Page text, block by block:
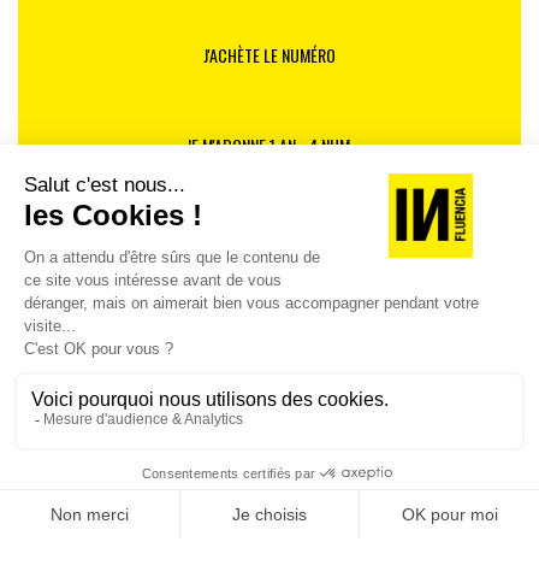
J'ACHÈTE LE NUMÉRO
JE M'ABONNE 1 AN - 4 NUM.
JE DÉCOUVRE LES NUMÉROS PRÉCÉDENTS
Je suis déjà abonné(e) :je consulte la revue en